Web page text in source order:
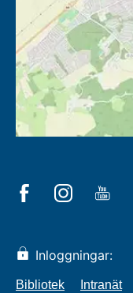
Inloggningar:
Bibliotek Intranät